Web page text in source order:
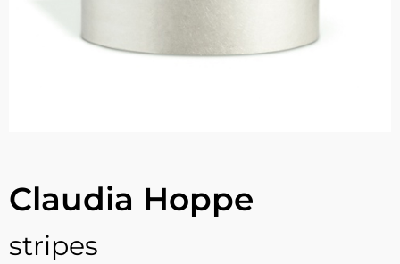
Claudia Hoppe
stripes